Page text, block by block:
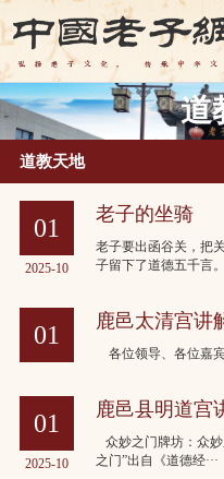
道
道教天地
01
2025-10
老子的坐骑
老子要出函谷关，把
子留下了道德五千言
01 鹿邑太清宫讲
各位领导、各位嘉
01
2025-10
鹿邑县明道宫
众妙之门牌坊：众
之门”出自《道德经···